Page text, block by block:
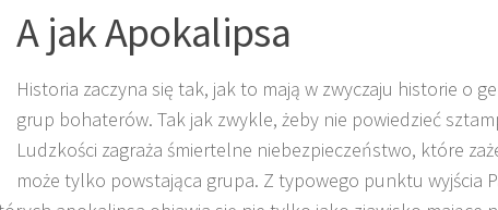
A jak Apokalipsa
Historia zaczyna się tak, jak to mają w zwyczaju historie o
grup bohaterów. Tak jak zwykle, żeby nie powiedzieć
Ludzkości zagraża śmiertelne niebezpieczeństwo, które
może tylko powstająca grupa. Z typowego punktu wyjścia